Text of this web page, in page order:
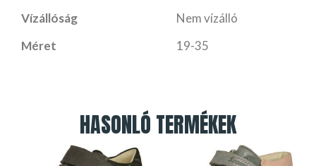
Vízállóság
Nem vízálló
Méret
19-35
HASONLÓ TERMÉKEK